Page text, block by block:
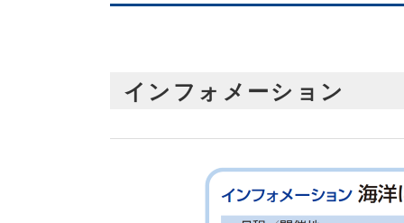
インフォメーション